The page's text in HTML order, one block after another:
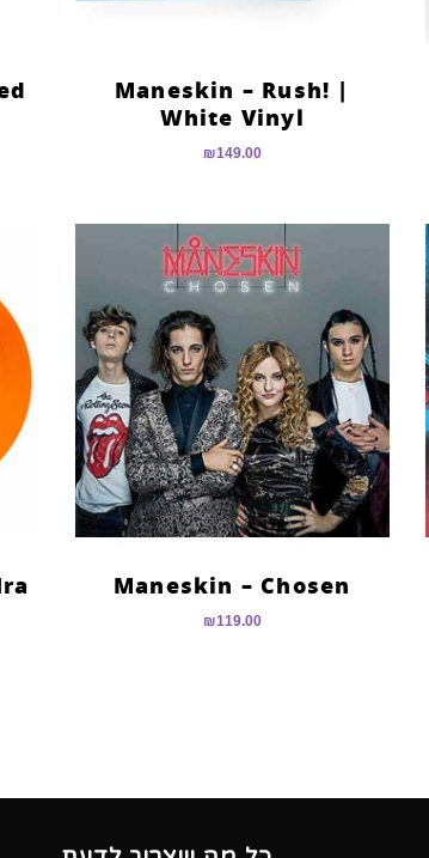
Maneskin – Rush! |
White Vinyl
₪149.00
Maneskin – Chosen
₪119.00